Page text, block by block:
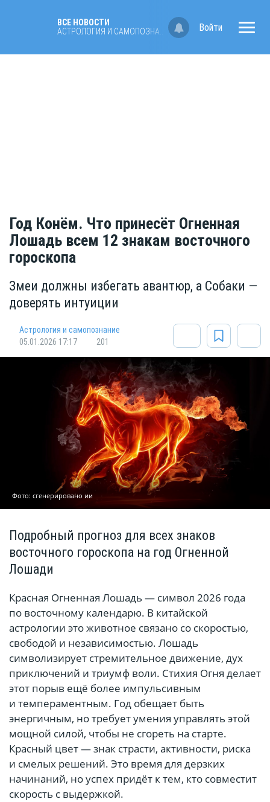
ВСЕ НОВОСТИ
Войти
Год Конём. Что принесёт Огненная
Лошадь всем 12 знакам восточного
гороскопа
Змеи должны избегать авантюр, а Собаки —
доверять интуиции
Астрология и самопознание
05.01.2026 17:17
201
Фото: сгенерировано ии
Подробный прогноз для всех знаков
восточного гороскопа на год Огненной
Лошади
Красная Огненная Лошадь — символ 2026 года
по восточному календарю. В китайской
астрологии это животное связано со скоростью,
свободой и независимостью. Лошадь
символизирует стремительное движение, дух
приключений и триумф воли. Стихия Огня делает
этот порыв ещё более импульсивным
и темпераментным. Год обещает быть
энергичным, но требует умения управлять этой
мощной силой, чтобы не сгореть на старте.
Красный цвет — знак страсти, активности, риска
и смелых решений. Это время для дерзких
начинаний, но успех придёт к тем, кто совместит
скорость с выдержкой.